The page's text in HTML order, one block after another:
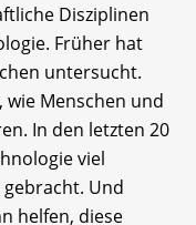
Disziplinen
Früher hat
untersucht.
Menschen und
In den letzten 20
viel
Und
helfen, diese